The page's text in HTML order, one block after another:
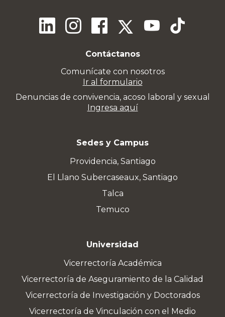
Contáctanos
Comunícate con nosotros
Ir al formulario
Denuncias de convivencia, acoso laboral y sexual
Ingresa aquí
Sedes y Campus
Providencia, Santiago
El Llano Subercaseaux, Santiago
Talca
Temuco
Universidad
Vicerrectoría Académica
Vicerrectoría de Aseguramiento de la Calidad
Vicerrectoría de Investigación y Doctorados
Vicerrectoría de Vinculación con el Medio